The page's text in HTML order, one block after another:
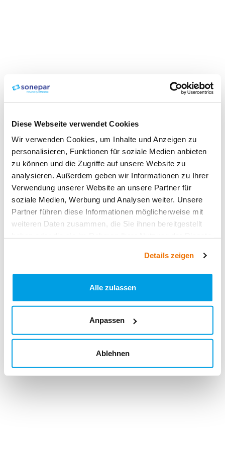
Diese Webseite verwendet Cookies
Wir verwenden Cookies, um Inhalte und Anzeigen zu
personalisieren, Funktionen für soziale Medien anbieten
zu können und die Zugriffe auf unsere Website zu
analysieren. Außerdem geben wir Informationen zu Ihrer
Verwendung unserer Website an unsere Partner für
soziale Medien, Werbung und Analysen weiter. Unsere
Partner führen diese Informationen möglicherweise mit
weiteren Daten zusammen, die Sie ihnen bereitgestellt
Details zeigen
Alle zulassen
Anpassen
Ablehnen